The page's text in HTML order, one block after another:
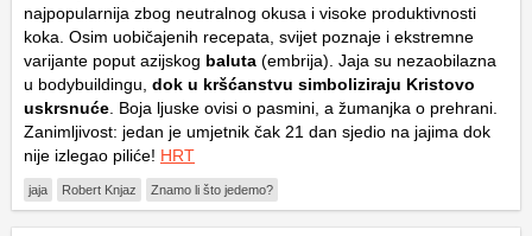
najpopularnija zbog neutralnog okusa i visoke produktivnosti
koka. Osim uobičajenih recepata, svijet poznaje i ekstremne
varijante poput azijskog baluta (embrija). Jaja su nezaobilazna
u bodybuildingu, dok u kršćanstvu simboliziraju Kristovo
uskrsnuće . Boja ljuske ovisi o pasmini, a žumanjka o prehrani.
Zanimljivost: jedan je umjetnik čak 21 dan sjedio na jajima dok
nije izlegao piliće! HRT
jaja Robert Knjaz Znamo li što jedemo?